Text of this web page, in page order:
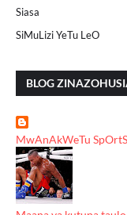
Siasa
SiMuLizi YeTu LeO
BLOG
MwAnAkWeTu SpOrtS